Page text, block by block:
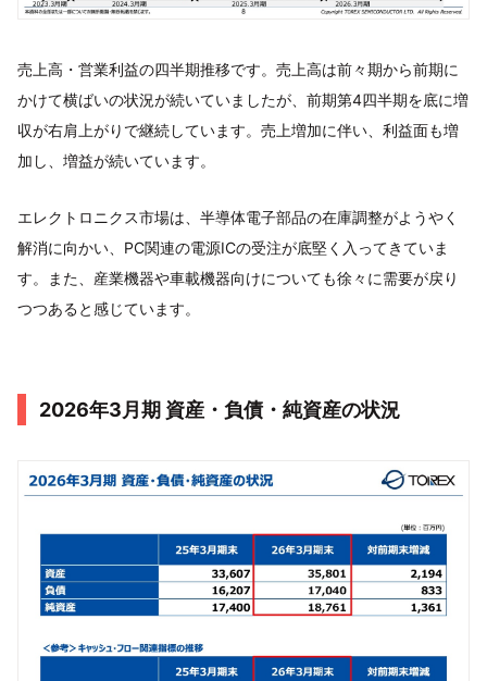
売上高・営業利益の四半期推移です。売上高は前々期から前期に
かけて横ばいの状況が続いていましたが、前期第4四半期を底に増
収が右肩上がりで継続しています。売上増加に伴い、利益面も増
加し、増益が続いています。
エレクトロニクス市場は、半導体電子部品の在庫調整がようやく
解消に向かい、PC関連の電源ICの受注が底堅く入ってきていま
す。また、産業機器や車載機器向けについても徐々に需要が戻り
つつあると感じています。
2026年3月期 資産・負債・純資産の状況